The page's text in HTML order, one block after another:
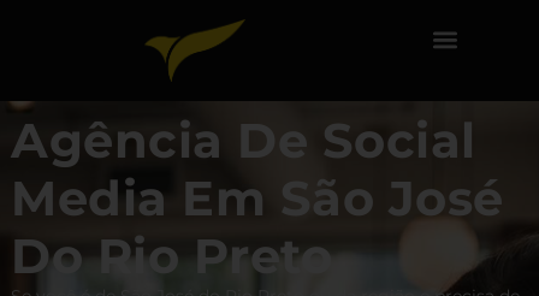
Agência De Social
Media Em São José
Do Rio Preto